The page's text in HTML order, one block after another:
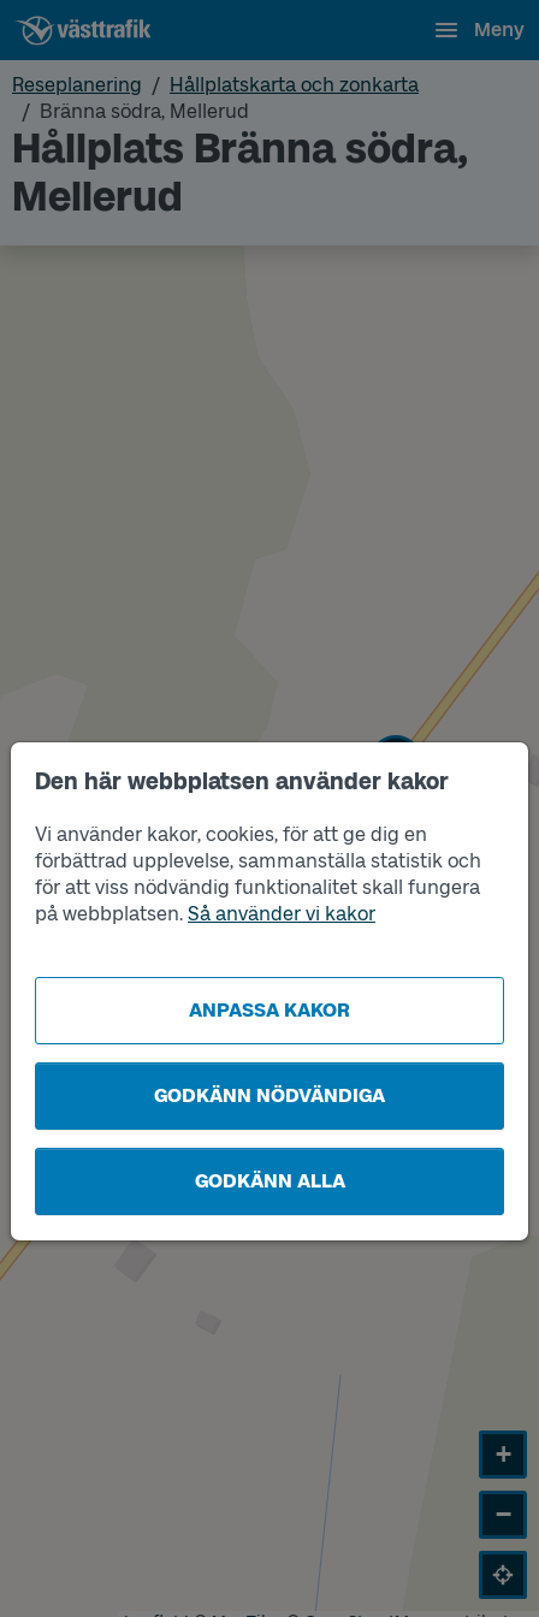
Den här webbplatsen använder kakor
Vi använder kakor, cookies, för att ge dig en
förbättrad upplevelse, sammanställa statistik och
för att viss nödvändig funktionalitet skall fungera
på webbplatsen. Så använder vi kakor
ANPASSA KAKOR
GODKÄNN NÖDVÄNDIGA
GODKÄNN ALLA
Meny
Reseplanering
Hållplatskarta och zonkarta
Bränna södra, Mellerud
Hållplats Bränna södra,
Mellerud
Läge
+
−